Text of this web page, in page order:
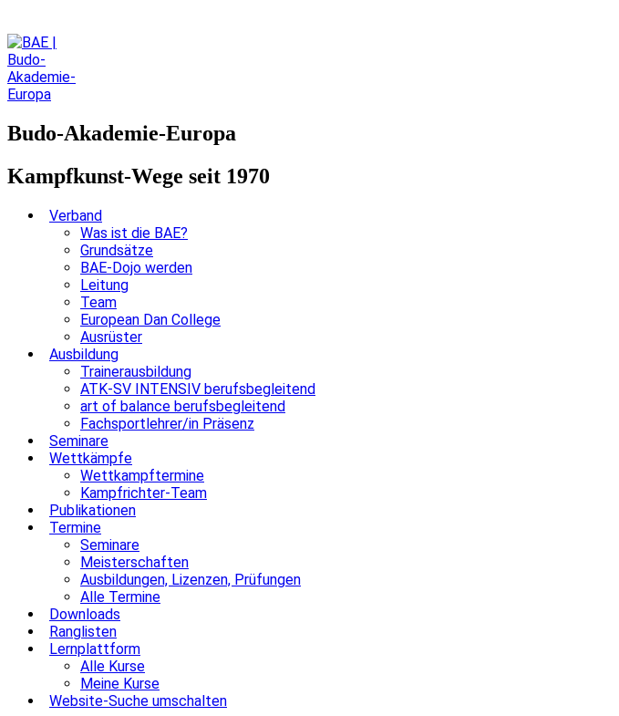
Budo-Akademie-Europa
Kampfkunst-Wege seit 1970
Verband
Was ist die BAE?
Grundsätze
BAE-Dojo werden
Leitung
Team
European Dan College
Ausrüster
Ausbildung
Trainerausbildung
ATK-SV INTENSIV berufsbegleitend
art of balance berufsbegleitend
Fachsportlehrer/in Präsenz
Seminare
Wettkämpfe
Wettkampftermine
Kampfrichter-Team
Publikationen
Termine
Seminare
Meisterschaften
Ausbildungen, Lizenzen, Prüfungen
Alle Termine
Downloads
Ranglisten
Lernplattform
Alle Kurse
Meine Kurse
Website-Suche umschalten